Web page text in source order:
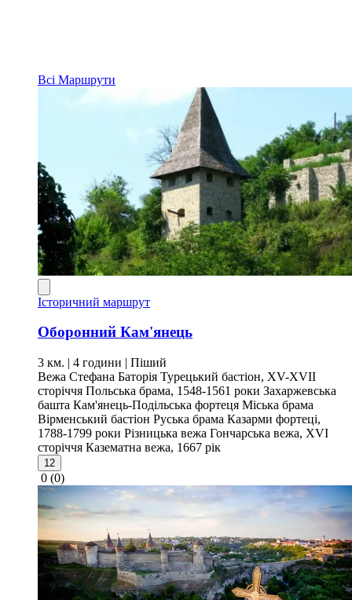
Всі Маршрути
Історичний маршрут
Оборонний Кам'янець
3 км. | 4 години | Піший
Вежа Стефана Баторія Турецький бастіон, XV-XVII
сторіччя Польська брама, 1548-1561 роки Захаржевська
башта Кам'янець-Подільська фортеця Міська брама
Вірменський бастіон Руська брама Казарми фортеці,
1788-1799 роки Різницька вежа Гончарська вежа, XVI
сторіччя Казематна вежа, 1667 рік
12
0 (0)